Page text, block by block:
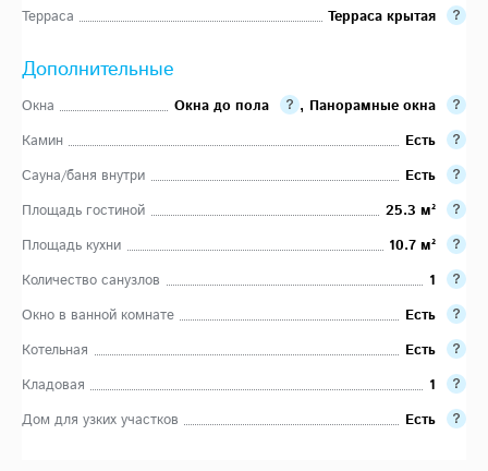
Терраса
Терраса крытая
Дополнительные
Окна Окна до пола , Панорамные окна
Камин
Есть
Сауна/баня внутри
Есть
Площадь гостиной
25.3 м²
Площадь кухни
10.7 м²
Количество санузлов
1
Окно в ванной комнате
Есть
Котельная
Есть
Кладовая
1
Дом для узких участков
Есть